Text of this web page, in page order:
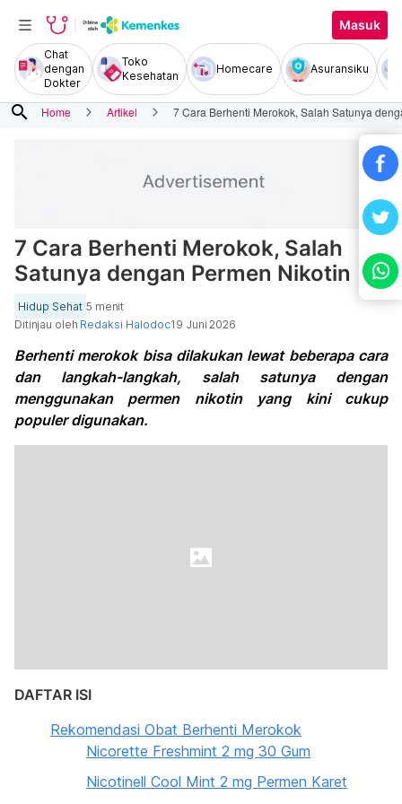
Masuk
Chat
dengan
Dokter
Toko
Kesehatan
Homecare Asuransiku
search Home Artikel 7 Cara Berhenti Merokok, Salah Satunya
7 Cara Berhenti Merokok, Salah
Satunya dengan Permen Nikotin
Hidup Sehat 5 menit
Ditinjau oleh Redaksi Halodoc19 Juni 2026
Berhenti merokok bisa dilakukan lewat beberapa cara
dan langkah-langkah, salah satunya dengan
menggunakan permen nikotin yang kini cukup
populer digunakan.
DAFTAR ISI
Rekomendasi Obat Berhenti Merokok
Nicorette Freshmint 2 mg 30 Gum
Nicotinell Cool Mint 2 mg Permen Karet